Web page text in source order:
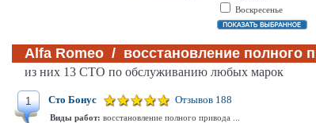
Воскресенье
Alfa Romeo / восстановление полного
из них 13 СТО по обслуживанию любых марок
1 Сто Бонус Отзывов 188
Виды работ: восстановление полного привода ...